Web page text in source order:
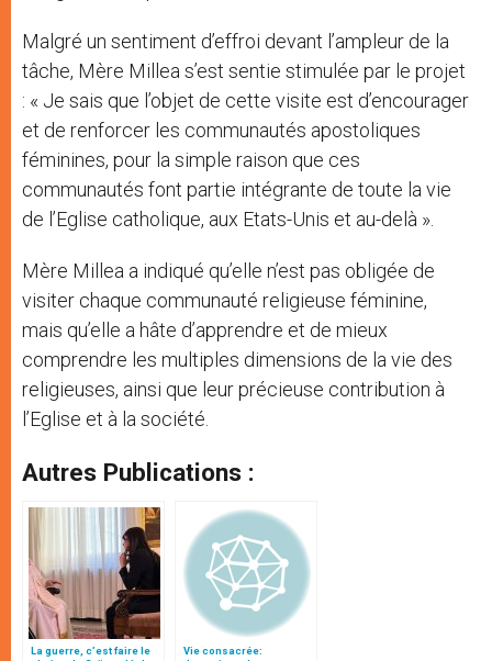
Malgré un sentiment d’effroi devant l’ampleur de la
tâche, Mère Millea s’est sentie stimulée par le projet
: « Je sais que l’objet de cette visite est d’encourager
et de renforcer les communautés apostoliques
féminines, pour la simple raison que ces
communautés font partie intégrante de toute la vie
de l’Eglise catholique, aux Etats-Unis et au-delà ».
Mère Millea a indiqué qu’elle n’est pas obligée de
visiter chaque communauté religieuse féminine,
mais qu’elle a hâte d’apprendre et de mieux
comprendre les multiples dimensions de la vie des
religieuses, ainsi que leur précieuse contribution à
l’Eglise et à la société.
Autres Publications :
La guerre, c’est faire le
Vie consacrée: